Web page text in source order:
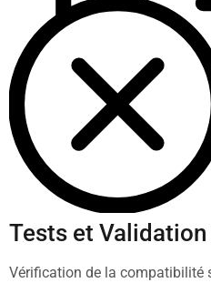
Tests et Validation
Vérification de la compatibilité